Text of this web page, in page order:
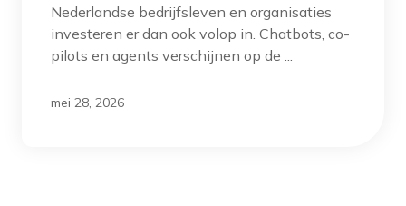
Nederlandse bedrijfsleven en organisaties
investeren er dan ook volop in. Chatbots, co-
pilots en agents verschijnen op de ...
mei 28, 2026